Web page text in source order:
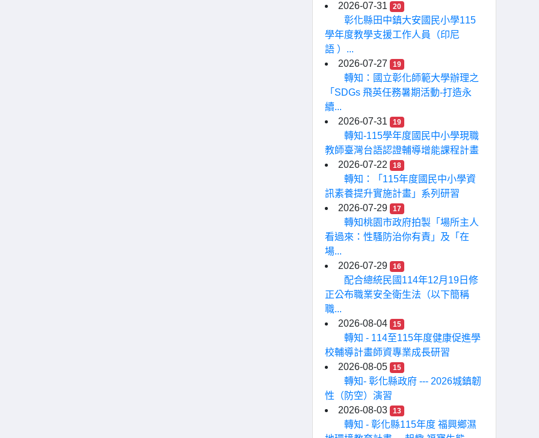
2026-07-31
20
彰化縣田中鎮大安國民小學115
學年度教學支援工作人員（印尼
語 ）...
2026-07-27
19
轉知：國立彰化師範大學辦理之
「SDGs 飛英任務暑期活動-打造永
續...
2026-07-31
19
轉知-115學年度國民中小學現職
教師臺灣台語認證輔導增能課程計畫
2026-07-22
18
轉知：「115年度國民中小學資
訊素養提升實施計畫」系列研習
2026-07-29
17
轉知桃園市政府拍製「場所主人
看過來：性騷防治你有責」及「在
場...
2026-07-29
16
配合總統民國114年12月19日修
正公布職業安全衛生法（以下簡稱
職...
2026-08-04
15
轉知 - 114至115年度健康促進學
校輔導計畫師資專業成長研習
2026-08-05
15
轉知- 彰化縣政府 --- 2026城鎮韌
性（防空）演習
2026-08-03
13
轉知 - 彰化縣115年度 福興鄉濕